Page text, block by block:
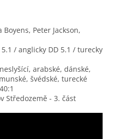
Peter Jackson,
5.1 / anglicky DD 5.1 / turecky
arabské, dánské,
švédské, turecké
Středozemě - 3. část